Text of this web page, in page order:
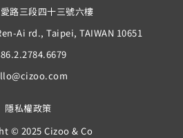
路三段四十三號六樓
Ai rd., Taipei, TAIWAN 10651
隱私權政策
© 2025 Cizoo & Co